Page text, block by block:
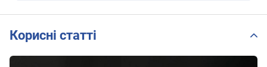
Корисні статті